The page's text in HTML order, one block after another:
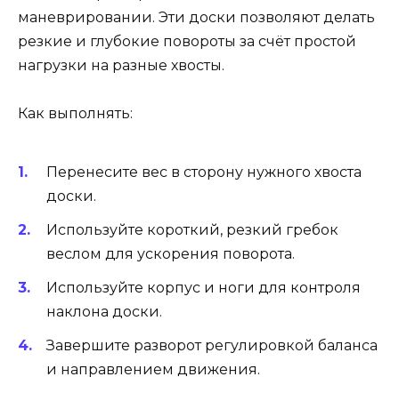
маневрировании. Эти доски позволяют делать
резкие и глубокие повороты за счёт простой
нагрузки на разные хвосты.
Как выполнять:
Перенесите вес в сторону нужного хвоста
доски.
Используйте короткий, резкий гребок
веслом для ускорения поворота.
Используйте корпус и ноги для контроля
наклона доски.
Завершите разворот регулировкой баланса
и направлением движения.